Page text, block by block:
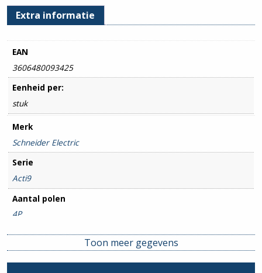
Extra informatie
EAN
3606480093425
Eenheid per:
stuk
Merk
Schneider Electric
Serie
Acti9
Aantal polen
4P
Amperage
20A
Toon meer gegevens